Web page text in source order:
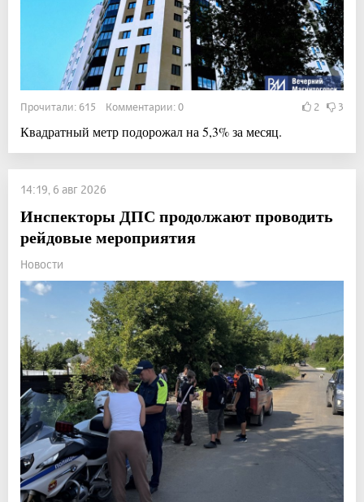
Прочитали: 615 Комментарии: 0 2 3
Квадратный метр подорожал на 5,3% за месяц.
14:19, 6 авг 2026
Инспекторы ДПС продолжают проводить
рейдовые мероприятия
Новости